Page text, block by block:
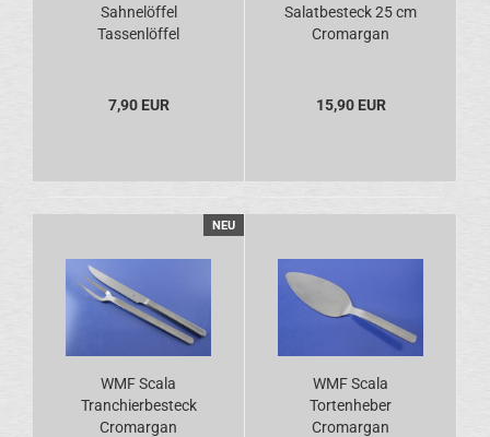
Sahnelöffel
Tassenlöffel
7,90 EUR
Salatbesteck 25 cm
Cromargan
15,90 EUR
NEU
WMF Scala
Tranchierbesteck
Cromargan
WMF Scala
Tortenheber
Cromargan